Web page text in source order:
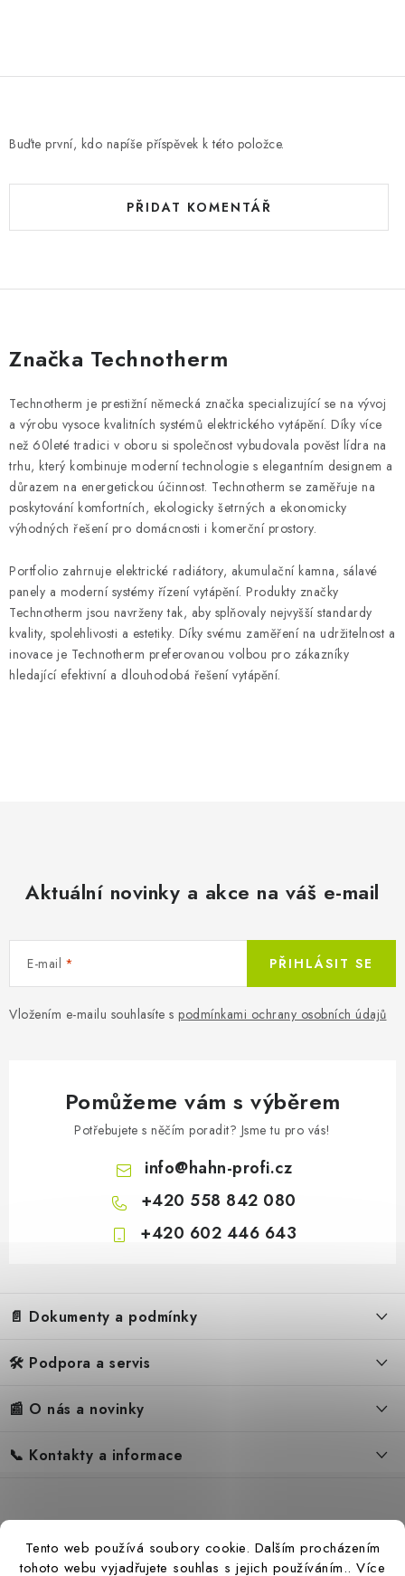
Tento web používá soubory cookie. Dalším procházením
tohoto webu vyjadřujete souhlas s jejich používáním.. Více
Buďte první, kdo napíše příspěvek k této položce.
PŘIDAT KOMENTÁŘ
Značka Technotherm
Technotherm je prestižní německá značka specializující se na vývoj
a výrobu vysoce kvalitních systémů elektrického vytápění. Díky více
než 60leté tradici v oboru si společnost vybudovala pověst lídra na
trhu, který kombinuje moderní technologie s elegantním designem a
důrazem na energetickou účinnost. Technotherm se zaměřuje na
poskytování komfortních, ekologicky šetrných a ekonomicky
výhodných řešení pro domácnosti i komerční prostory.
Portfolio zahrnuje elektrické radiátory, akumulační kamna, sálavé
panely a moderní systémy řízení vytápění. Produkty značky
Technotherm jsou navrženy tak, aby splňovaly nejvyšší standardy
kvality, spolehlivosti a estetiky. Díky svému zaměření na udržitelnost a
inovace je Technotherm preferovanou volbou pro zákazníky
hledající efektivní a dlouhodobá řešení vytápění.
Aktuální novinky a akce na váš e-mail
E-mail
Vložením e-mailu souhlasíte s podmínkami ochrany osobních údajů
PŘIHLÁSIT SE
Pomůžeme vám s výběrem
Potřebujete s něčím poradit? Jsme tu pro vás!
info@hahn-profi.cz
+420 558 842 080
+420 602 446 643
a
t
📄 Dokumenty a podmínky
Obchodní podmínky
Zpětný odběr elektrozařízení
🛠️ Podpora a servis
FAQ – Často kladené otázky
Konfigurátor
📰 O nás a novinky
Novinky
Reference
Katalog
📞 Kontakty a informace
Ceny přepravy